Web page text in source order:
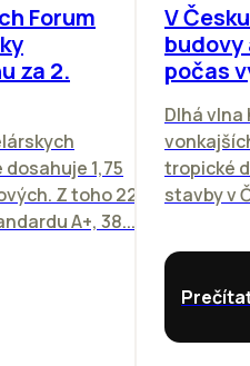
Forum
za 2.
1,75
Z toho 22
A+, 38...
V
počas
Dlhá
tropické
stavby v